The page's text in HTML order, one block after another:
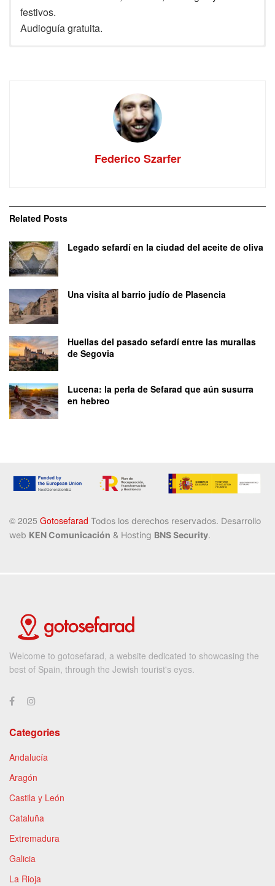
festivos.
Audioguía gratuita.
Federico Szarfer
Related Posts
Legado sefardí en la ciudad del aceite de oliva
Una visita al barrio judío de Plasencia
Huellas del pasado sefardí entre las murallas
de Segovia
Lucena: la perla de Sefarad que aún susurra
en hebreo
©️ 2025 Gotosefarad Todos los derechos reservados. Desarrollo
web KEN Comunicación & Hosting BNS Security.
Welcome to gotosefarad, a website dedicated to showcasing the
best of Spain, through the Jewish tourist's eyes.
Categories
Andalucía
Aragón
Castila y León
Cataluña
Extremadura
Galicia
La Rioja